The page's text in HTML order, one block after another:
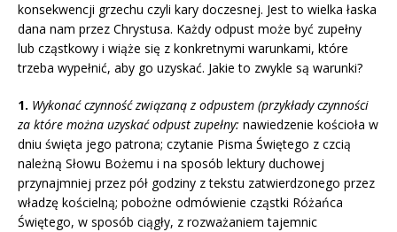
konsekwencji grzechu czyli kary doczesnej. Jest to wielka łaska
dana nam przez Chrystusa. Każdy odpust może być zupełny
lub cząstkowy i wiąże się z konkretnymi warunkami, które
trzeba wypełnić, aby go uzyskać. Jakie to zwykle są warunki?
1. Wykonać czynność związaną z odpustem (przykłady czynności
za które można uzyskać odpust zupełny: nawiedzenie kościoła w
dniu święta jego patrona; czytanie Pisma Świętego z czcią
należną Słowu Bożemu i na sposób lektury duchowej
przynajmniej przez pół godziny z tekstu zatwierdzonego przez
władzę kościelną; pobożne odmówienie cząstki Różańca
Świętego, w sposób ciągły, z rozważaniem tajemnic